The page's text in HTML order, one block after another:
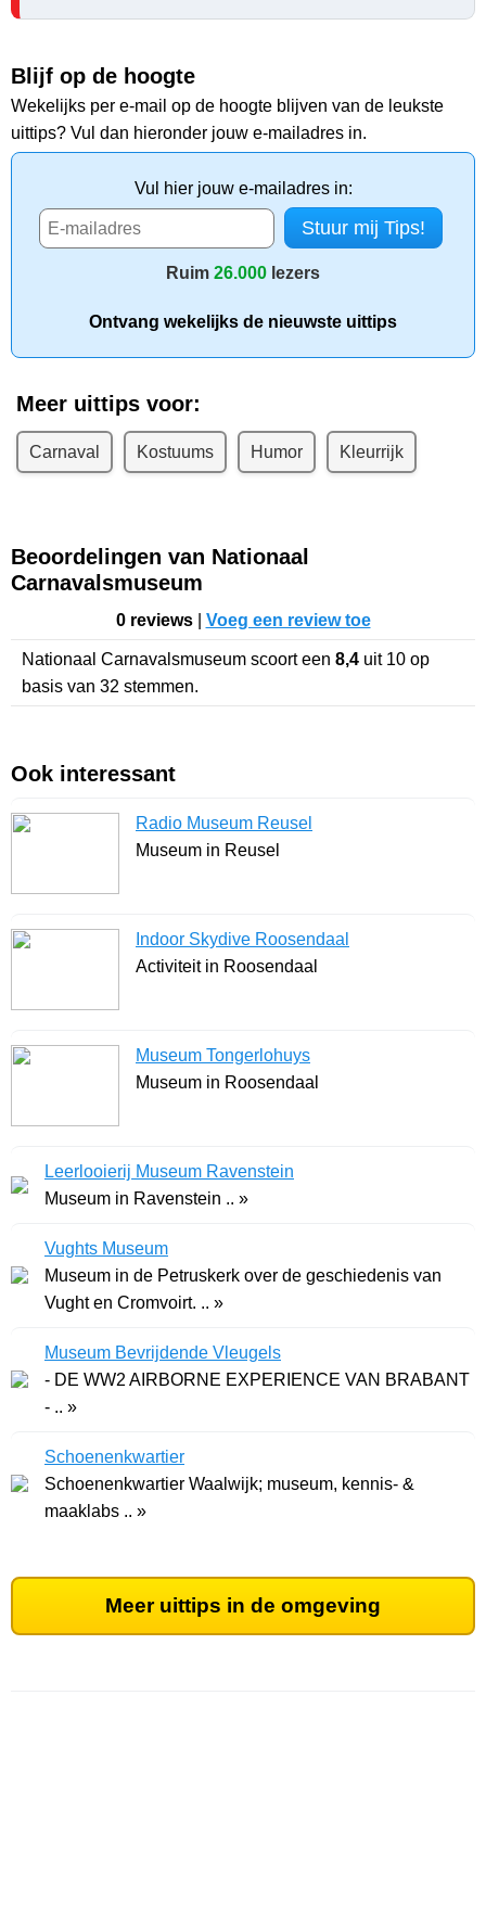
Blijf op de hoogte
Wekelijks per e-mail op de hoogte blijven van de leukste
uittips? Vul dan hieronder jouw e-mailadres in.
Vul hier jouw e-mailadres in:
Ruim 26.000 lezers
Ontvang wekelijks de nieuwste uittips
Meer uittips voor:
Carnaval Kostuums Humor Kleurrijk
Beoordelingen van Nationaal
Carnavalsmuseum
0 reviews| Voeg een review toe
Nationaal Carnavalsmuseum scoort een 8,4 uit 10 op
basis van 32 stemmen.
Ook interessant
Radio Museum Reusel
Museum in Reusel
Indoor Skydive Roosendaal
Activiteit in Roosendaal
Museum Tongerlohuys
Museum in Roosendaal
Leerlooierij Museum Ravenstein
Museum in Ravenstein .. »
Vughts Museum
Museum in de Petruskerk over de geschiedenis van
Vught en Cromvoirt. .. »
Museum Bevrijdende Vleugels
- DE WW2 AIRBORNE EXPERIENCE VAN BRABANT
- .. »
Schoenenkwartier
Schoenenkwartier Waalwijk; museum, kennis- &
maaklabs .. »
Meer uittips in de omgeving